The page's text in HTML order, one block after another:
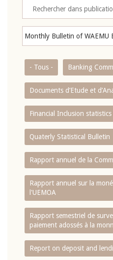
- Tous - Banking
Documents d’Etude et
Financial Inclusion statistics
Quaterly Statistical Bulletin
Rapport annuel de la
Rapport annuel sur la
l'UEMOA
Rapport semestriel de
paiement adossés à la
Report on deposit and